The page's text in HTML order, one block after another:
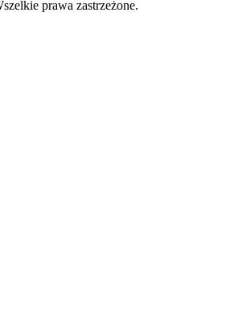
prawa zastrzeżone.